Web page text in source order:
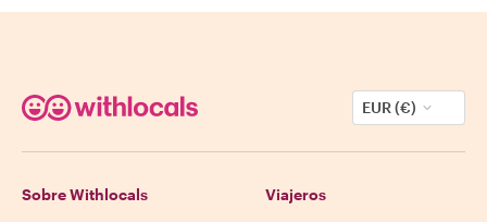
EUR (€)
Sobre Withlocals Viajeros